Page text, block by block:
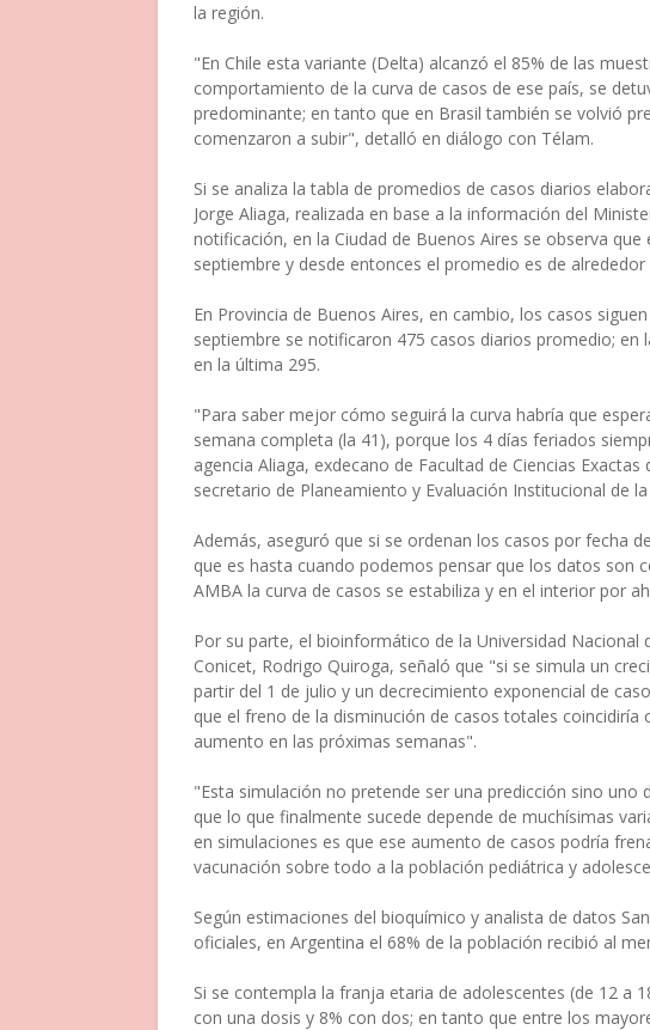
la región.
"En Chile esta variante (Delta) alcanzó el 85% de las
comportamiento de la curva de casos de ese país, se
predominante; en tanto que en Brasil también se volvió
comenzaron a subir", detalló en diálogo con Télam.
Si se analiza la tabla de promedios de casos diarios
Jorge Aliaga, realizada en base a la información del
notificación, en la Ciudad de Buenos Aires se observa
septiembre y desde entonces el promedio es de
En Provincia de Buenos Aires, en cambio, los casos
septiembre se notificaron 475 casos diarios promedio;
en la última 295.
"Para saber mejor cómo seguirá la curva habría que
semana completa (la 41), porque los 4 días feriados
agencia Aliaga, exdecano de Facultad de Ciencias
secretario de Planeamiento y Evaluación Institucional de
Además, aseguró que si se ordenan los casos por fecha
que es hasta cuando podemos pensar que los datos son
AMBA la curva de casos se estabiliza y en el interior por
Por su parte, el bioinformático de la Universidad Nacional
Conicet, Rodrigo Quiroga, señaló que "si se simula un
partir del 1 de julio y un decrecimiento exponencial de
que el freno de la disminución de casos totales
aumento en las próximas semanas".
"Esta simulación no pretende ser una predicción sino uno
que lo que finalmente sucede depende de muchísimas
en simulaciones es que ese aumento de casos podría
vacunación sobre todo a la población pediátrica y
Según estimaciones del bioquímico y analista de datos
oficiales, en Argentina el 68% de la población recibió al
Si se contempla la franja etaria de adolescentes (de 12 a
con una dosis y 8% con dos; en tanto que entre los